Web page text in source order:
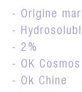
- Origine
-
- 2%
- OK Cosmos
- Ok Chine